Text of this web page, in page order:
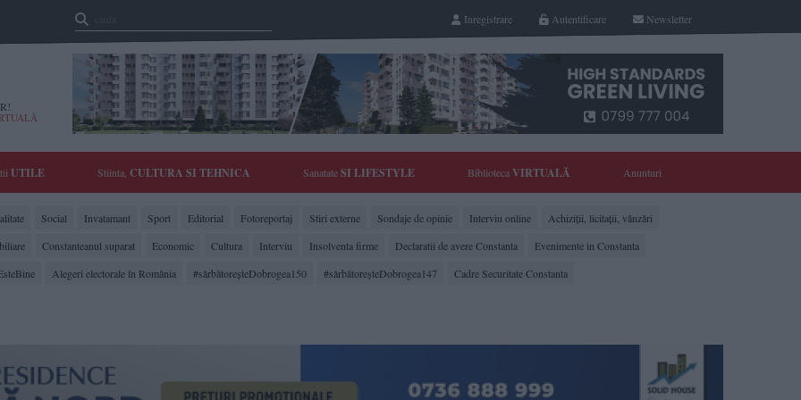
Newsletter
Autentificare
Inregistrare
UTILE Stiinta, CULTURA SI TEHNICA SanatateSI LIFESTYLE BibliotecaVIRTUALĂ Anunturi
Social Invatamant Sport Editorial Fotoreportaj Stiri externe Sondaje de opinie Interviu online
Achiziții, licitații, vânzări
Constanteanul suparat Economic Cultura Interviu Insolventa firme Declaratii de avere Constanta
Evenimente in Constanta
Alegeri electorale în România #sărbătoreşteDobrogea150 #sărbătoreşteDobrogea147 Cadre Securitate Constanta